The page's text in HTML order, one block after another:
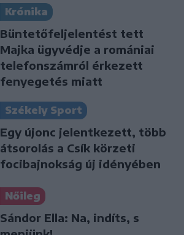
Krónika
Büntetőfeljelentést tett
Majka ügyvédje a romániai
telefonszámról érkezett
fenyegetés miatt
Székely Sport
Egy újonc jelentkezett, több
átsorolás a Csík körzeti
focibajnokság új idényében
Nőileg
Sándor Ella: Na, indíts, s